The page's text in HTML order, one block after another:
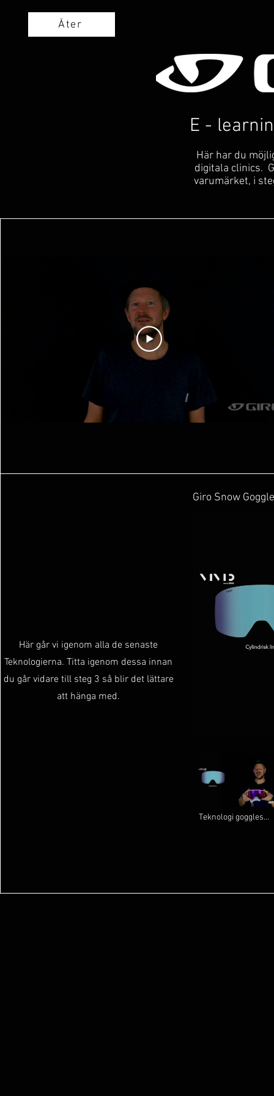
Åter
E -
Här har du
digitala clinics.
varumärket, i
Här går vi igenom alla de senaste
Teknologierna. Titta igenom dessa innan
du går vidare till steg 3 så blir det lättare
att hänga med.
Giro Snow
Teknologi goggles